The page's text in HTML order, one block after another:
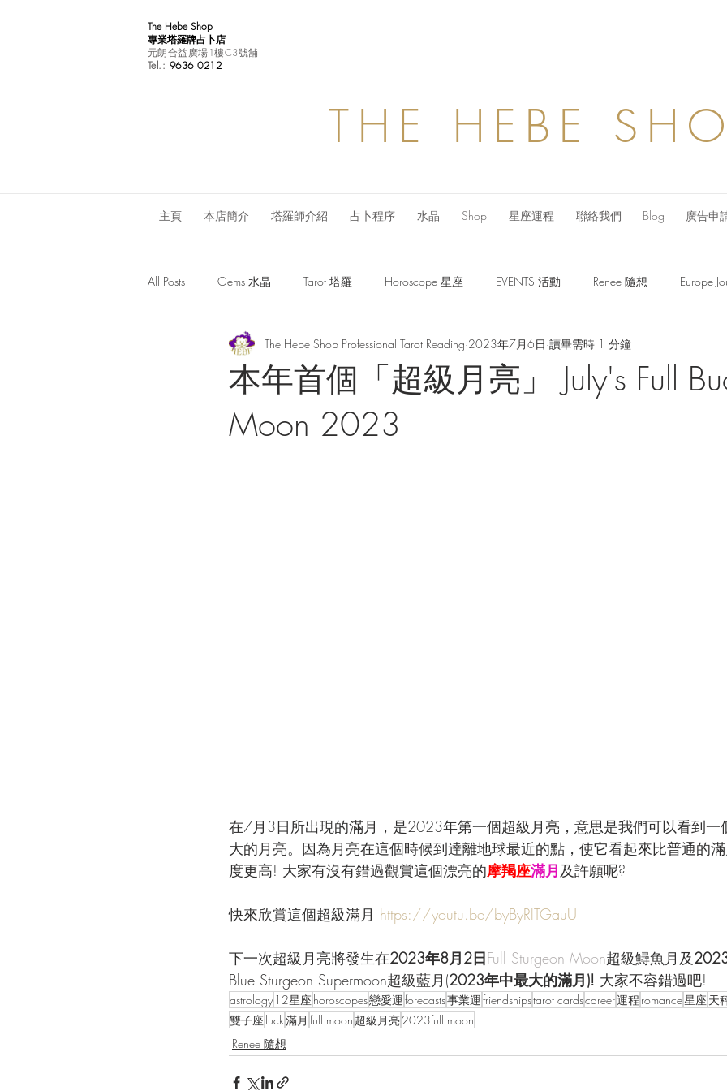
The Hebe Shop
專業塔羅牌占卜店
元朗合益廣場1樓C3號舖
Tel.: 9636 0212
THE HEBE
主頁 本店簡介 塔羅師介紹 占卜程序 水晶 Shop 星座運程 聯絡我們 Blog 廣告申
All Posts Gems 水晶 Tarot 塔羅 Horoscope 星座 EVENTS 活動 Renee 隨想 Europe
Monthly Horoscope 每月星座運程
本年首個「超級月亮」 July's Full
Moon 2023
The Hebe Shop Professional Tarot Reading 2023年7月6日 讀畢需時 1 分鐘
在7月3日所出現的滿月，是2023年第一個超級月亮，意思是我們可以看到一
大的月亮。因為月亮在這個時候到達離地球最近的點，使它看起來比普通的
度更高! 大家有沒有錯過觀賞這個漂亮的摩羯座滿月 及許願呢?
快來欣賞這個超級滿月 https://youtu.be/byByRlTGauU
下一次超級月亮將發生在2023年8月2日Full Sturgeon Moon超級鱘魚月及
Blue Sturgeon Supermoon超級藍月(2023年中最大的滿月)! 大家不容錯過吧!
astrology 12星座 horoscopes戀愛運forecasts事業運friendshipstarot cardscareer運程 romance星座 天
雙子座 luck滿月 full moon 超級月亮2023full moon
Renee 隨想